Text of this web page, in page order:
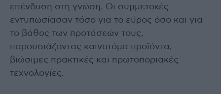
επένδυση στη γνώση. Οι συμμετοχές
εντυπωσίασαν τόσο για το εύρος όσο και για
το βάθος των προτάσεών τους,
παρουσιάζοντας καινοτόμα προϊόντα,
βιώσιμες πρακτικές και πρωτοποριακές
τεχνολογίες.